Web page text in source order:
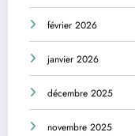
février 2026
janvier 2026
décembre 2025
novembre 2025